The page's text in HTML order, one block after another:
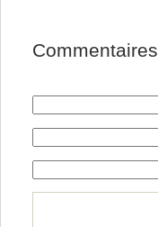
Commentaires